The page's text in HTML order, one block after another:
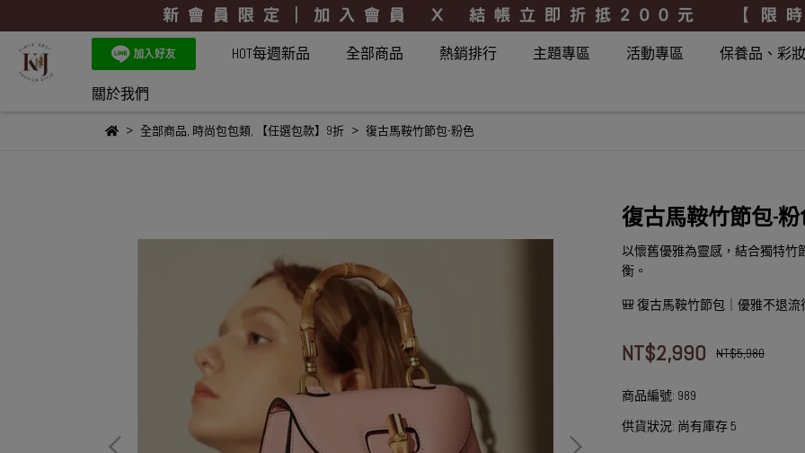
HOT每週新品 全部商品 熱銷排行 主題專區 活動專區 保養品、彩
關於我們
全部商品, 時尚包包類, 【任選包款】9折 復古馬鞍竹節包-粉色
復古馬鞍竹節包-
以懷舊優雅為靈感，結合獨特竹
衡。
🎒 復古馬鞍竹節包｜優雅不退
NT$2,990 NT$5,980
商品編號: 989
供貨狀況: 尚有庫存 5